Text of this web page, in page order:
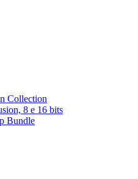
Collection
8 e 16 bits
Bundle